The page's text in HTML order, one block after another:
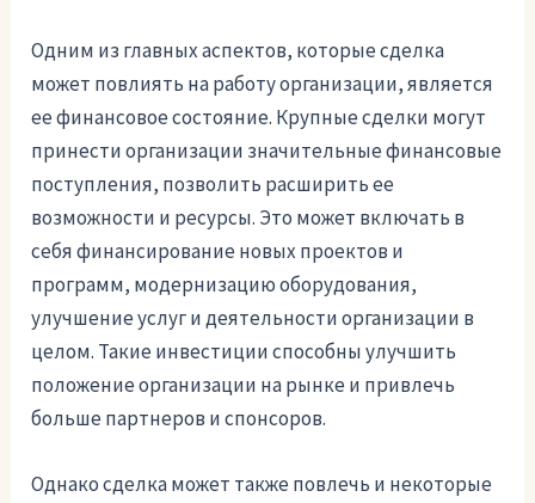
Одним из главных аспектов, которые сделка
может повлиять на работу организации, является
ее финансовое состояние. Крупные сделки могут
принести организации значительные финансовые
поступления, позволить расширить ее
возможности и ресурсы. Это может включать в
себя финансирование новых проектов и
программ, модернизацию оборудования,
улучшение услуг и деятельности организации в
целом. Такие инвестиции способны улучшить
положение организации на рынке и привлечь
больше партнеров и спонсоров.
Однако сделка может также повлечь и некоторые